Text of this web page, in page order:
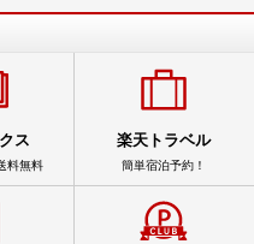
ス
料無料
楽天トラベル
簡単宿泊予約！